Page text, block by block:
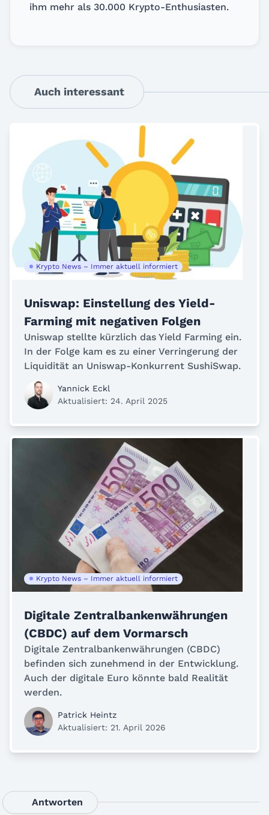
ihm mehr als 30.000 Krypto-Enthusiasten.
Auch interessant
Krypto News – Immer aktuell informiert
Uniswap: Einstellung des Yield-
Farming mit negativen Folgen
Uniswap stellte kürzlich das Yield Farming ein.
In der Folge kam es zu einer Verringerung der
Liquidität an Uniswap-Konkurrent SushiSwap.
Yannick Eckl
Aktualisiert: 24. April 2025
Krypto News – Immer aktuell informiert
Digitale Zentralbankenwährungen
(CBDC) auf dem Vormarsch
Digitale Zentralbankenwährungen (CBDC)
befinden sich zunehmend in der Entwicklung.
Auch der digitale Euro könnte bald Realität
werden.
Patrick Heintz
Aktualisiert: 21. April 2026
Antworten